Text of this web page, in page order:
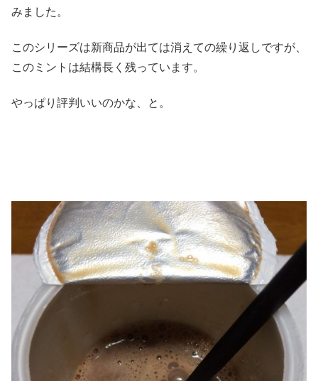
みました。
このシリーズは新商品が出ては消えての繰り返しですが、
このミントは結構長く残っています。
やっぱり評判いいのかな、と。